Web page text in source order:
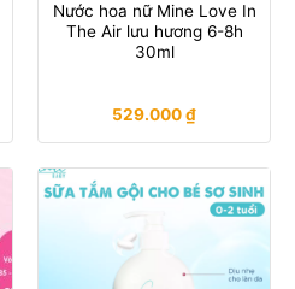
Nước hoa nữ Mine Love In
The Air lưu hương 6-8h
30ml
529.000₫